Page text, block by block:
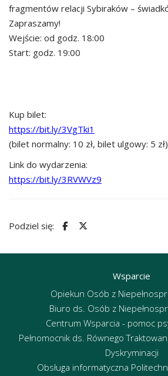
fragmentów relacji Sybiraków –
Zapraszamy!
Wejście: od godz. 18:00
Start: godz. 19:00
Kup bilet:
https://bit.ly/3VgTki1
(bilet normalny: 10 zł, bilet ulgowy: 5 zł)
Link do wydarzenia:
https://bit.ly/3RVWVz9
Podziel się:
Wsparcie
Opiekun Osób z
Biuro ds. Osób z
Centrum Wsparcia - pomoc
Pełnomocnik ds. Równego
Dyskryminacji
Obsługa informatyczna